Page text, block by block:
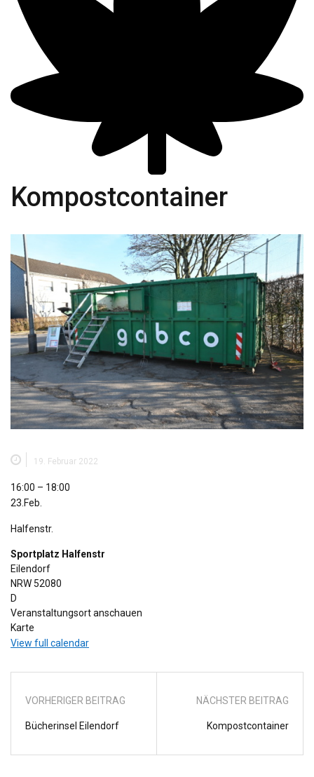
Kompostcontainer
19. Februar 2022
Kompostcontainer
16:00 – 18:00
23.Feb.
Halfenstr.
Sportplatz Halfenstr
Eilendorf
NRW 52080
D
Veranstaltungsort anschauen
Karte
Halfenstr
View full calendar
VORHERIGER BEITRAG
Bücherinsel Eilendorf
NÄCHSTER BEITRAG
Kompostcontainer